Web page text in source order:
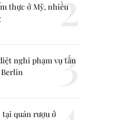
thực ở Mỹ, nhiều
nghi phạm vụ tấn
quán rượu ở